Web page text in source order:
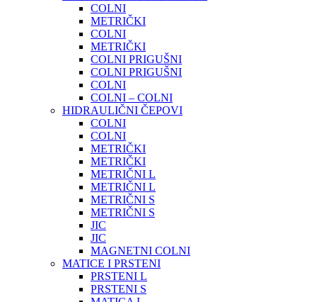
COLNI
METRIČKI
COLNI
METRIČKI
COLNI PRIGUŠNI
COLNI PRIGUŠNI
COLNI
COLNI – COLNI
HIDRAULIČNI ČEPOVI
COLNI
COLNI
METRIČKI
METRIČKI
METRIČNI L
METRIČNI L
METRIČNI S
METRIČNI S
JIC
JIC
MAGNETNI COLNI
MATICE I PRSTENI
PRSTENI L
PRSTENI S